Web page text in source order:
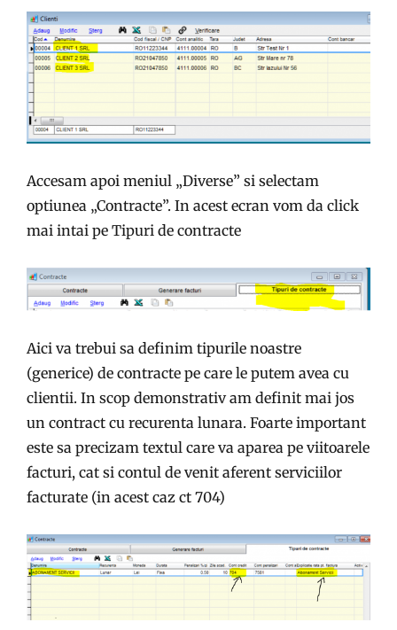
Accesam apoi meniul „Diverse” si selectam
optiunea „Contracte”. In acest ecran vom da click
mai intai pe Tipuri de contracte
Aici va trebui sa definim tipurile noastre
(generice) de contracte pe care le putem avea cu
clientii. In scop demonstrativ am definit mai jos
un contract cu recurenta lunara. Foarte important
este sa precizam textul care va aparea pe viitoarele
facturi, cat si contul de venit aferent serviciilor
facturate (in acest caz ct 704)